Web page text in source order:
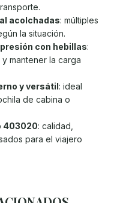
acolchadas: múltiples
la situación.
con hebillas:
mantener la carga
y versátil: ideal
de cabina o
403020: calidad,
para el viajero